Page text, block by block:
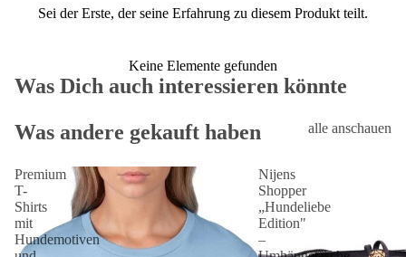
Sei der Erste, der seine Erfahrung zu diesem Produkt teilt.
Keine Elemente gefunden
Was Dich auch interessieren könnte
Was andere gekauft haben
alle anschauen
Premium
T-
Shirts
mit
Hundemotiven
Nijens
Shopper
„Hundeliebe
Edition"
–